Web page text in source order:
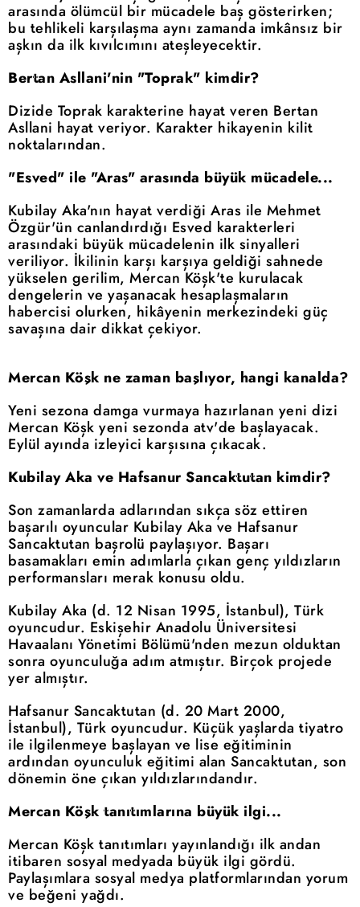
arasında ölümcül bir mücadele baş gösterirken;
bu tehlikeli karşılaşma aynı zamanda imkânsız bir
aşkın da ilk kıvılcımını ateşleyecektir.
Bertan Asllani'nin "Toprak" kimdir?
Dizide Toprak karakterine hayat veren Bertan
Asllani hayat veriyor. Karakter hikayenin kilit
noktalarından.
"Esved" ile "Aras" arasında büyük mücadele...
Kubilay Aka'nın hayat verdiği Aras ile Mehmet
Özgür'ün canlandırdığı Esved karakterleri
arasındaki büyük mücadelenin ilk sinyalleri
veriliyor. İkilinin karşı karşıya geldiği sahnede
yükselen gerilim, Mercan Köşk'te kurulacak
dengelerin ve yaşanacak hesaplaşmaların
habercisi olurken, hikâyenin merkezindeki güç
savaşına dair dikkat çekiyor.
Mercan Köşk ne zaman başlıyor, hangi kanalda?
Yeni sezona damga vurmaya hazırlanan yeni dizi
Mercan Köşk yeni sezonda atv'de başlayacak.
Eylül ayında izleyici karşısına çıkacak.
Kubilay Aka ve Hafsanur Sancaktutan kimdir?
Son zamanlarda adlarından sıkça söz ettiren
başarılı oyuncular Kubilay Aka ve Hafsanur
Sancaktutan başrolü paylaşıyor. Başarı
basamakları emin adımlarla çıkan genç yıldızların
performansları merak konusu oldu.
Kubilay Aka (d. 12 Nisan 1995, İstanbul), Türk
oyuncudur. Eskişehir Anadolu Üniversitesi
Havaalanı Yönetimi Bölümü'nden mezun olduktan
sonra oyunculuğa adım atmıştır. Birçok projede
yer almıştır.
Hafsanur Sancaktutan (d. 20 Mart 2000,
İstanbul), Türk oyuncudur. Küçük yaşlarda tiyatro
ile ilgilenmeye başlayan ve lise eğitiminin
ardından oyunculuk eğitimi alan Sancaktutan, son
dönemin öne çıkan yıldızlarındandır.
Mercan Köşk tanıtımlarına büyük ilgi...
Mercan Köşk tanıtımları yayınlandığı ilk andan
itibaren sosyal medyada büyük ilgi gördü.
Paylaşımlara sosyal medya platformlarından yorum
ve beğeni yağdı.